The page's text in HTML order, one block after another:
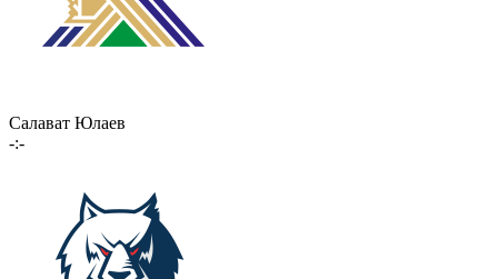
Салават Юлаев
-:-